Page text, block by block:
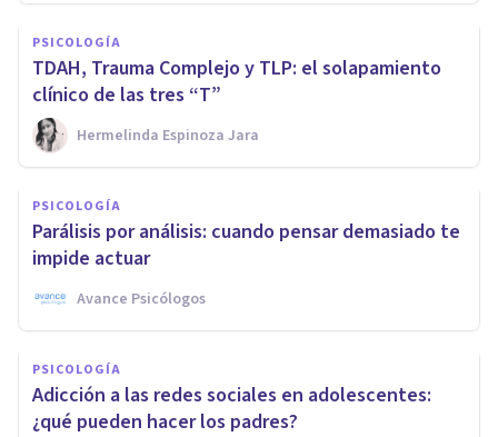
PSICOLOGÍA
TDAH, Trauma Complejo y TLP: el solapamiento
clínico de las tres “T”
Hermelinda Espinoza Jara
PSICOLOGÍA
Parálisis por análisis: cuando pensar demasiado te
impide actuar
Avance Psicólogos
PSICOLOGÍA
Adicción a las redes sociales en adolescentes:
¿qué pueden hacer los padres?